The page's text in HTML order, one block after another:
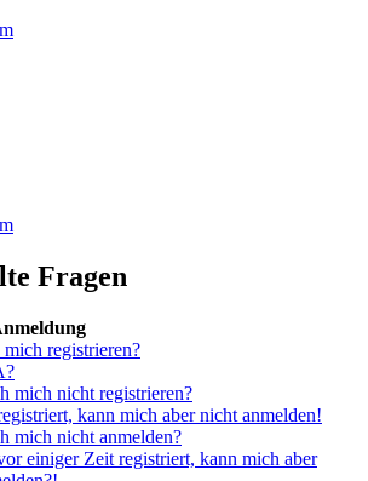
Fragen
registrieren?
mich nicht registrieren?
kann mich aber nicht anmelden!
mich nicht anmelden?
einiger Zeit registriert, kann mich aber